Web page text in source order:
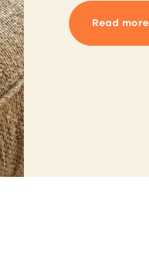
Read more